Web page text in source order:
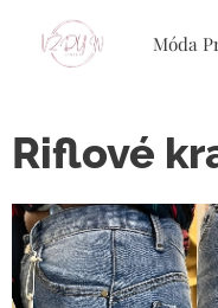
Móda
Riflové